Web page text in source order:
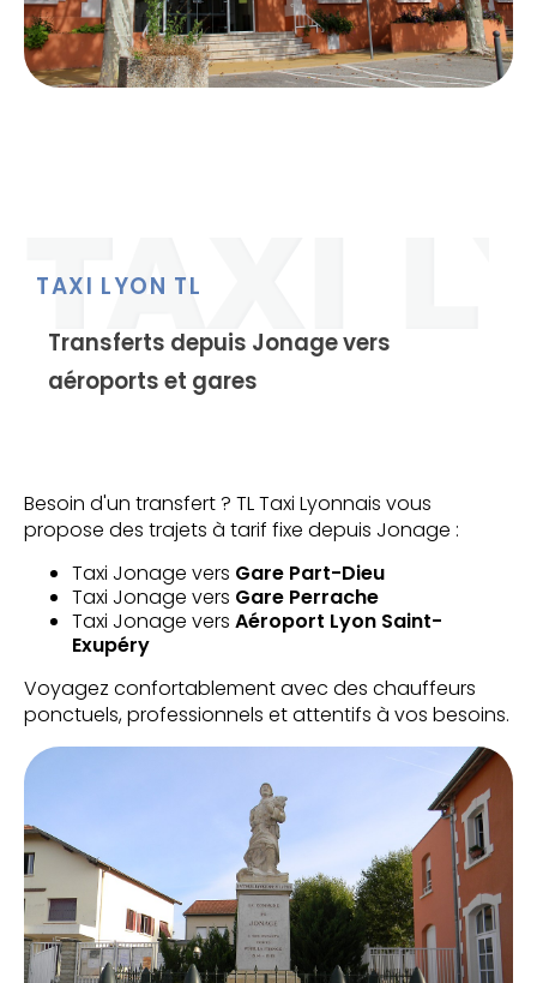
TAXI LYON TL
Transferts depuis Jonage vers
aéroports et gares
Besoin d'un transfert ? TL Taxi Lyonnais vous
propose des trajets à tarif fixe depuis Jonage :
Taxi Jonage vers Gare Part-Dieu
Taxi Jonage vers Gare Perrache
Taxi Jonage vers Aéroport Lyon Saint-
Exupéry
Voyagez confortablement avec des chauffeurs
ponctuels, professionnels et attentifs à vos besoins.